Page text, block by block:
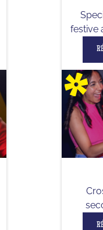
festive